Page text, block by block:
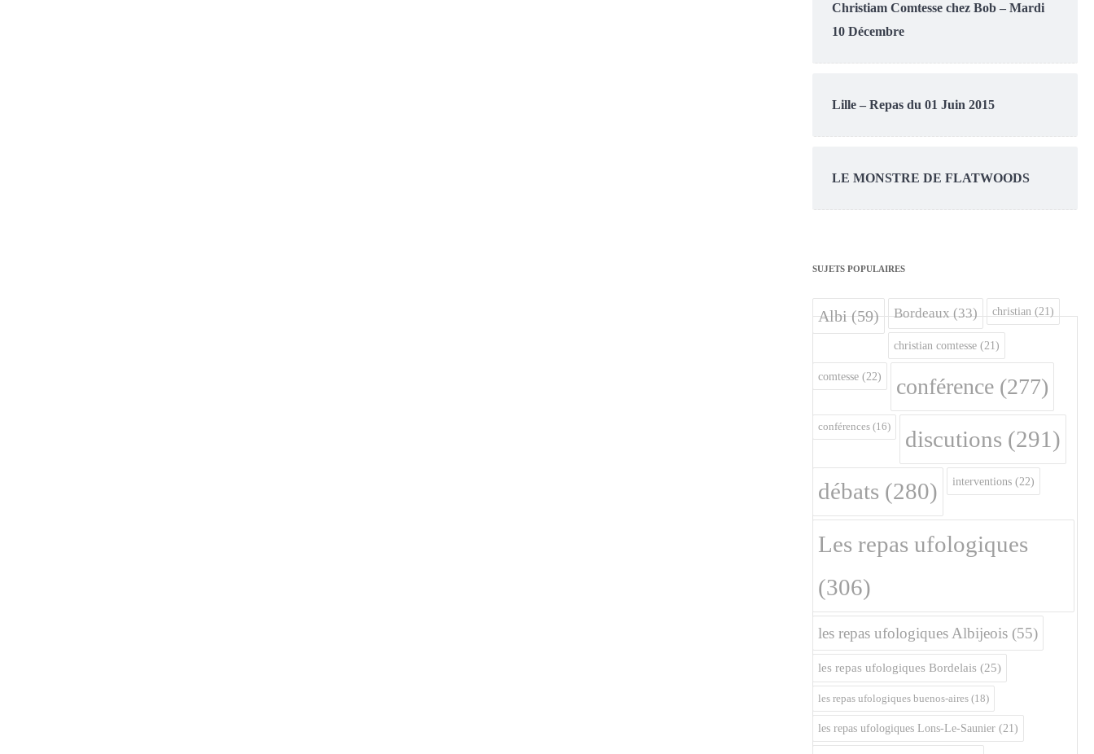
Christiam Comtesse chez Bob – Mardi
10 Décembre
Lille – Repas du 01 Juin 2015
LE MONSTRE DE FLATWOODS
SUJETS POPULAIRES
Albi(59) Bordeaux(33) christian (21)
christian comtesse (21)
comtesse (22) conférence (277)
conférences (16) discutions (291)
débats (280) interventions (22)
Les repas ufologiques
(306)
les repas ufologiques Albijeois (55)
les repas ufologiques Bordelais (25)
les repas ufologiques buenos-aires (18)
les repas ufologiques Lons-Le-Saunier (21)